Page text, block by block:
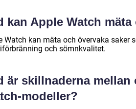
kan Apple Watch
Watch kan mäta och övervaka saker
och sömnkvalitet.
är skillnaderna mellan
modeller?